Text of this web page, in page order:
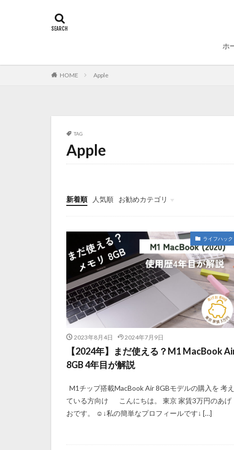
ホ
HOME Apple
TAG
Apple
新着順 人気順
お勧めカテゴリ
未分類
ライフハック
2023年8月4日 2024年7月9日
【2024年】まだ使える？M1 MacBook
8GB 4年目が解説
M1チップ搭載MacBook Air 8GBモデルの購入を 考え
ている方向け こんにちは。 東京 家賃3万円のあげ
おです。 ☺️↓私の簡単なプロフィールです↓ […]